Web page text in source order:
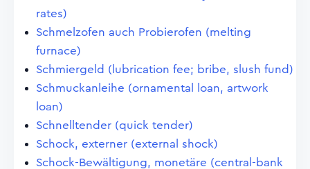
rates)
Schmelzofen auch Probierofen (melting
furnace)
Schmiergeld (lubrication fee; bribe, slush fund)
Schmuckanleihe (ornamental loan, artwork
loan)
Schnelltender (quick tender)
Schock, externer (external shock)
Schock-Bewältigung, monetäre (central-bank